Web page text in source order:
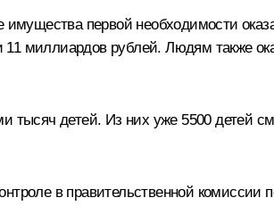
первой необходимости
миллиардов рублей. Людям также
тысяч детей. Из них уже 5500 детей
в правительственной комиссии